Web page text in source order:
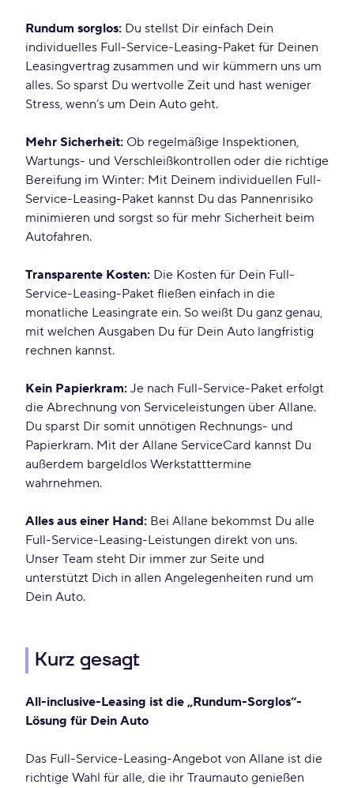
Rundum sorglos: Du stellst Dir einfach Dein
individuelles Full-Service-Leasing-Paket für Deinen
Leasingvertrag zusammen und wir kümmern uns um
alles. So sparst Du wertvolle Zeit und hast weniger
Stress, wenn’s um Dein Auto geht.
Mehr Sicherheit: Ob regelmäßige Inspektionen,
Wartungs- und Verschleißkontrollen oder die richtige
Bereifung im Winter: Mit Deinem individuellen Full-
Service-Leasing-Paket kannst Du das Pannenrisiko
minimieren und sorgst so für mehr Sicherheit beim
Autofahren.
Transparente Kosten: Die Kosten für Dein Full-
Service-Leasing-Paket fließen einfach in die
monatliche Leasingrate ein. So weißt Du ganz genau,
mit welchen Ausgaben Du für Dein Auto langfristig
rechnen kannst.
Kein Papierkram: Je nach Full-Service-Paket erfolgt
die Abrechnung von Serviceleistungen über Allane.
Du sparst Dir somit unnötigen Rechnungs- und
Papierkram. Mit der Allane ServiceCard kannst Du
außerdem bargeldlos Werkstatttermine
wahrnehmen.
Alles aus einer Hand: Bei Allane bekommst Du alle
Full-Service-Leasing-Leistungen direkt von uns.
Unser Team steht Dir immer zur Seite und
unterstützt Dich in allen Angelegenheiten rund um
Dein Auto.
Kurz gesagt
All-inclusive-Leasing ist die „Rundum-Sorglos“-
Lösung für Dein Auto
Das Full-Service-Leasing-Angebot von Allane ist die
richtige Wahl für alle, die ihr Traumauto genießen